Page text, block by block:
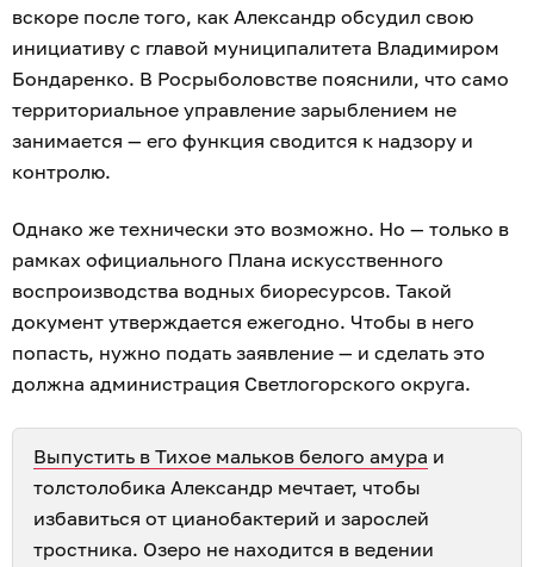
вскоре после того, как Александр обсудил свою
инициативу с главой муниципалитета Владимиром
Бондаренко. В Росрыболовстве пояснили, что само
территориальное управление зарыблением не
занимается — его функция сводится к надзору и
контролю.
Однако же технически это возможно. Но — только в
рамках официального Плана искусственного
воспроизводства водных биоресурсов. Такой
документ утверждается ежегодно. Чтобы в него
попасть, нужно подать заявление — и сделать это
должна администрация Светлогорского округа.
Выпустить в Тихое мальков белого амура и
толстолобика Александр мечтает, чтобы
избавиться от цианобактерий и зарослей
тростника. Озеро не находится в ведении